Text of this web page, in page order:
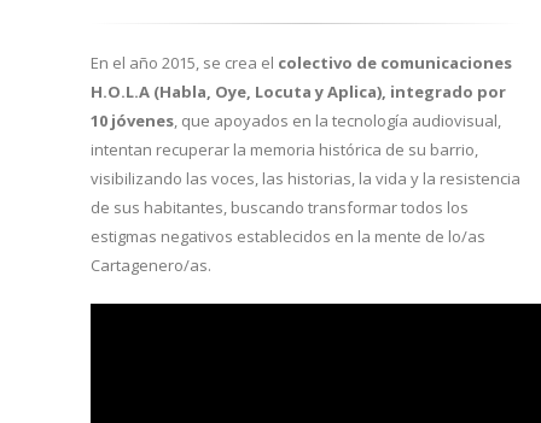
En el año 2015, se crea el colectivo de comunicaciones
H.O.L.A (Habla, Oye, Locuta y Aplica), integrado por
10 jóvenes , que apoyados en la tecnología audiovisual,
intentan recuperar la memoria histórica de su barrio,
visibilizando las voces, las historias, la vida y la resistencia
de sus habitantes, buscando transformar todos los
estigmas negativos establecidos en la mente de lo/as
Cartagenero/as.